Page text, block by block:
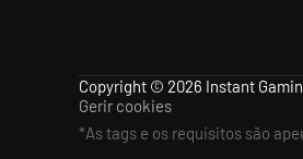
Copyright © 2026 Instant
Gerir cookies
*As tags e os requisitos são